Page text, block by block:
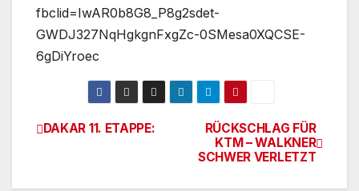
fbclid=IwAR0b8G8_P8g2sdet-
GWDJ327NqHgkgnFxgZc-0SMesa0XQCSE-
6gDiYroec
Beitrags-
RÜCKSCHLAG FÜR
KTM – WALKNER
SCHWER VERLETZT
DAKAR 11. ETAPPE: